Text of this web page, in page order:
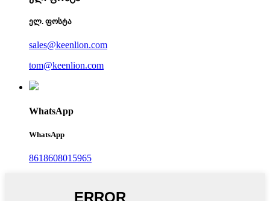
ელ. ფოსტა
sales@keenlion.com
tom@keenlion.com
WhatsApp
WhatsApp
8618608015965